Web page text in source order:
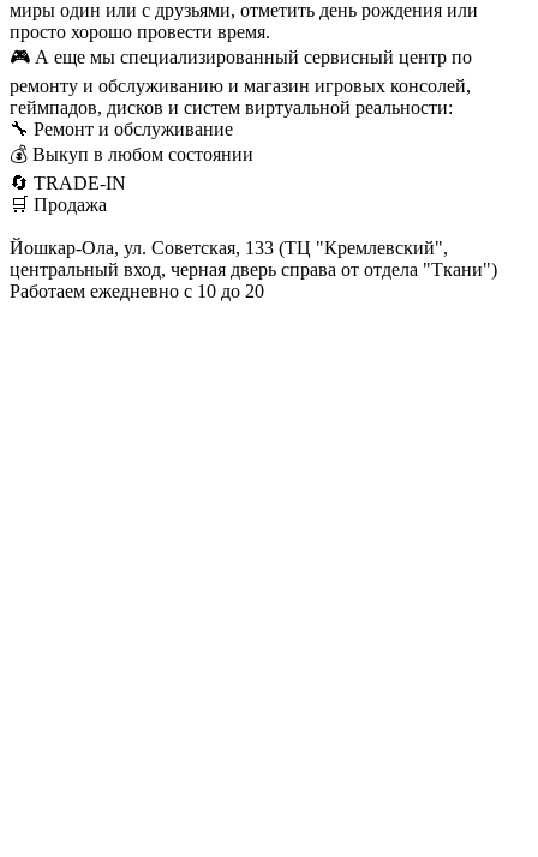
миры один или с друзьями, отметить день рождения или
просто хорошо провести время.
🎮 А еще мы специализированный сервисный центр по
ремонту и обслуживанию и магазин игровых консолей,
геймпадов, дисков и систем виртуальной реальности:
🔧 Ремонт и обслуживание
💰 Выкуп в любом состоянии
🔄 TRADE-IN
🛒 Продажа
Йошкар-Ола, ул. Советская, 133 (ТЦ "Кремлевский",
центральный вход, черная дверь справа от отдела "Ткани")
Работаем ежедневно с 10 до 20